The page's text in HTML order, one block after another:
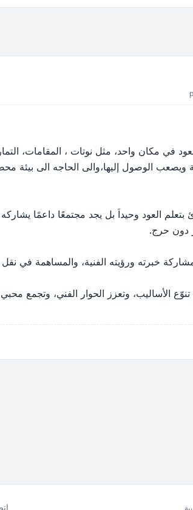
في مكان واحد، مثل نوتات ، المقامات،
ويصعب الوصول إليها،والى الحاجه الى بيئة
بتعلم العود وحيداَ بل يجد مجتمعًا داعمًا
دون حرج.
خبرته ورؤيته الفنية، والمساهمة في
الأساليب، وتعزز الحوار الفني، وتجمع